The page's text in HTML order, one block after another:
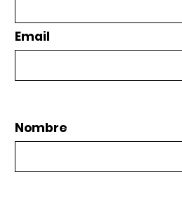
Email
Nombre